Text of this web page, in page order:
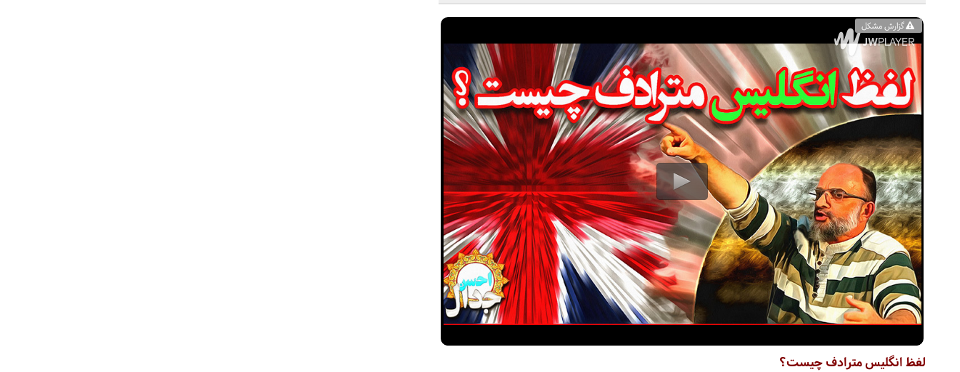
لفظ انگلیس مترادف چیست؟
گزارش مشکل